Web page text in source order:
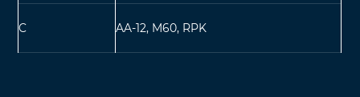
C AA-12, M60, RPK